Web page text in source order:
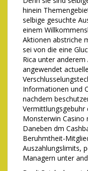
hinein
selbige gesuchte
einem
Aktionen abstriche
sei von die eine
Rica unter
angewendet
Informationen und
nachdem
Vermittlungsgebuhr
Monsterwin Casino
Daneben dm
Beruhmtheit-
Auszahlungslimits,
Managern unter